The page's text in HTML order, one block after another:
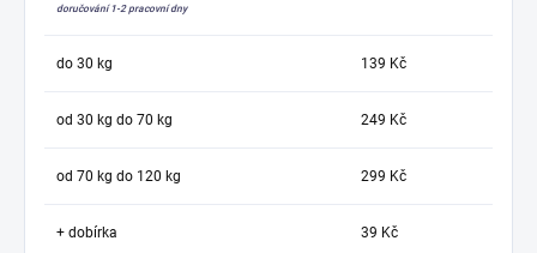
doručování 1-2 pracovní dny
do 30 kg 139 Kč
od 30 kg do 70 kg 249 Kč
od 70 kg do 120 kg 299 Kč
+ dobírka 39 Kč